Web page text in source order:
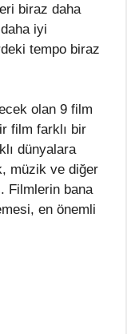
biraz daha
iyi
tempo biraz
olan 9 film
film farklı bir
dünyalara
müzik ve diğer
Filmlerin bana
en önemli